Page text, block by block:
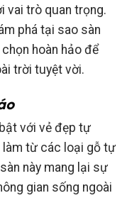
vai trò quan trọng.
phá tại sao sàn
hoàn hảo để
trời tuyệt vời.
với vẻ đẹp tự
từ các loại gỗ tự
này mang lại sự
gian sống ngoài